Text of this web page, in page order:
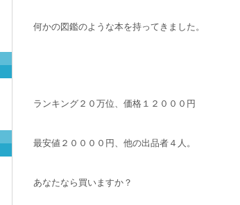
何かの図鑑のような本を持ってきました。
ランキング２０万位、価格１２０００円
最安値２００００円、他の出品者４人。
あなたなら買いますか？